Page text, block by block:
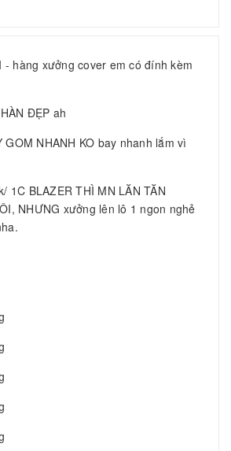
- hàng xưởng cover em có đính kèm
ĐẸP ah
GOM NHANH KO bay nhanh lắm vì
1C BLAZER THÌ MN LĂN TĂN
NHƯNG xưởng lên lô 1 ngon nghẻ